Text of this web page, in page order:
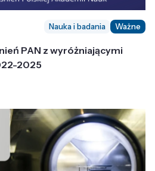
Nauka i badania Ważne
PAN z wyróżniającymi
2025